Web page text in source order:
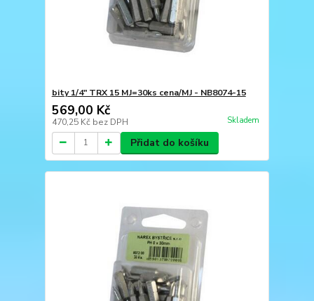
bity 1/4" TRX 15 MJ=30ks cena/MJ - NB8074-15
569,00 Kč
470,25 Kč bez DPH Skladem
Přidat do košíku